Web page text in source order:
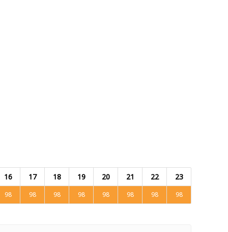
16 17 18 19 20 21 22 23
98 98 98 98 98 98 98 98